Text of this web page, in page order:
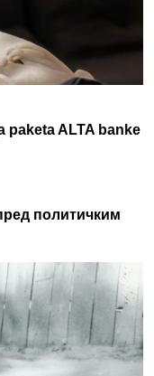
paketa ALTA banke
политичким